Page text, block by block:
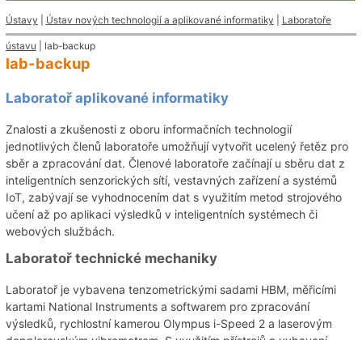
Ústavy Ústav nových technologií a aplikované informatiky Laboratoře
ústavu | lab-backup
lab-backup
Laboratoř aplikované informatiky
Znalosti a zkušenosti z oboru informačních technologií
jednotlivých členů laboratoře umožňují vytvořit ucelený řetěz pro
sběr a zpracování dat. Členové laboratoře začínají u sběru dat z
inteligentních senzorických sítí, vestavných zařízení a systémů
IoT, zabývají se vyhodnocením dat s využitím metod strojového
učení až po aplikaci výsledků v inteligentních systémech či
webových službách.
Laboratoř technické mechaniky
Laboratoř je vybavena tenzometrickými sadami HBM, měřicími
kartami National Instruments a softwarem pro zpracování
výsledků, rychlostní kamerou Olympus i-Speed 2 a laserovým